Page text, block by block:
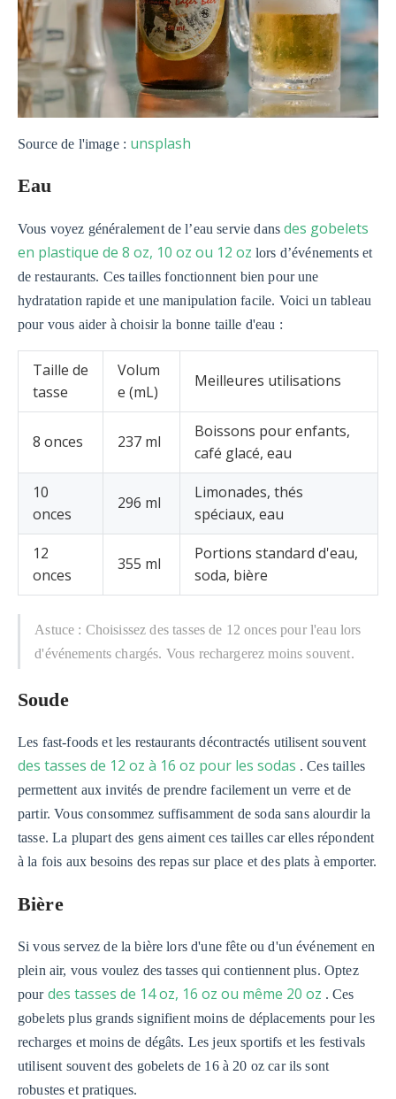
Source de l'image : unsplash
Eau
Vous voyez généralement de l’eau servie dansdes gobelets
en plastique de 8 oz, 10 oz ou 12 oz lors d’événements et
de restaurants. Ces tailles fonctionnent bien pour une
hydratation rapide et une manipulation facile. Voici un tableau
pour vous aider à choisir la bonne taille d'eau :
Taille de
tasse
Volum
e (mL)
Meilleures utilisations
8 onces 237 ml
Boissons pour enfants,
café glacé, eau
10
onces
296 ml
Limonades, thés
spéciaux, eau
12
onces
355 ml
Portions standard d'eau,
soda, bière
Astuce : Choisissez des tasses de 12 onces pour l'eau lors
d'événements chargés. Vous rechargerez moins souvent.
Soude
Les fast-foods et les restaurants décontractés utilisent souvent
des tasses de 12 oz à 16 oz pour les sodas . Ces tailles
permettent aux invités de prendre facilement un verre et de
partir. Vous consommez suffisamment de soda sans alourdir la
tasse. La plupart des gens aiment ces tailles car elles répondent
à la fois aux besoins des repas sur place et des plats à emporter.
Bière
Si vous servez de la bière lors d'une fête ou d'un événement en
plein air, vous voulez des tasses qui contiennent plus. Optez
pour des tasses de 14 oz, 16 oz ou même 20 oz . Ces
gobelets plus grands signifient moins de déplacements pour les
recharges et moins de dégâts. Les jeux sportifs et les festivals
utilisent souvent des gobelets de 16 à 20 oz car ils sont
robustes et pratiques.